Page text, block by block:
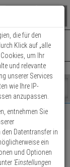
leer.
Fertig
- 14:00 Uhr
die für den
Klick auf „alle
um Ihr
und relevante
unserer Services
wie Ihre IP-
anzupassen.
entnehmen Sie
Datentransfer in
ein
und Optionen
'Einstellungen